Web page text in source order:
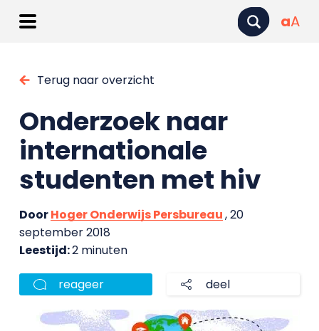
aA
Terug naar overzicht
Onderzoek naar
internationale
studenten met hiv
DoorHoger Onderwijs Persbureau, 20
september 2018
Leestijd:2 minuten
reageer deel